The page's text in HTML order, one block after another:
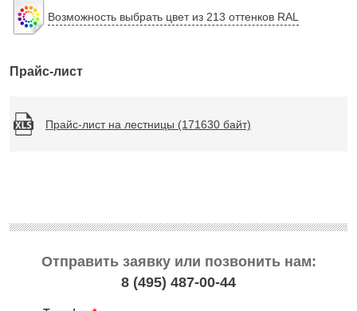
Возможность выбрать цвет из 213 оттенков RAL
Прайс-лист
Прайс-лист на лестницы (171630 байт)
Отправить заявку или позвонить нам:
8 (495) 487-00-44